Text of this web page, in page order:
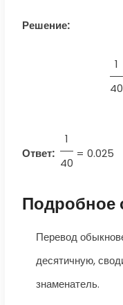
Решение:
1
40
Ответ:
1
40
= 0.025
Подробное
Перевод
десятичную,
знаменатель.